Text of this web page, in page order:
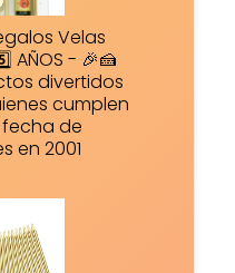
Velas
AÑOS - 🎉🍰
divertidos
cumplen
de
en 2001